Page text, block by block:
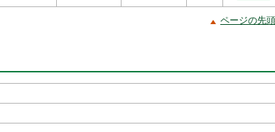
ページの先